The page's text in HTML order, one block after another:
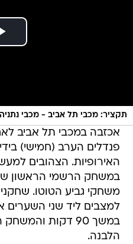
תקציר: מכבי תל אביב - מכבי נתניה 0:0 (5:4 בפנדלים)
פנדלים הערב (חמישי)
האירופיות. הצהובים
במשחק הרשמי הראשון
משחקי גביע הטוטו.
למצבים ליד שני השערים
במשך 90 דקות
הלבנה.